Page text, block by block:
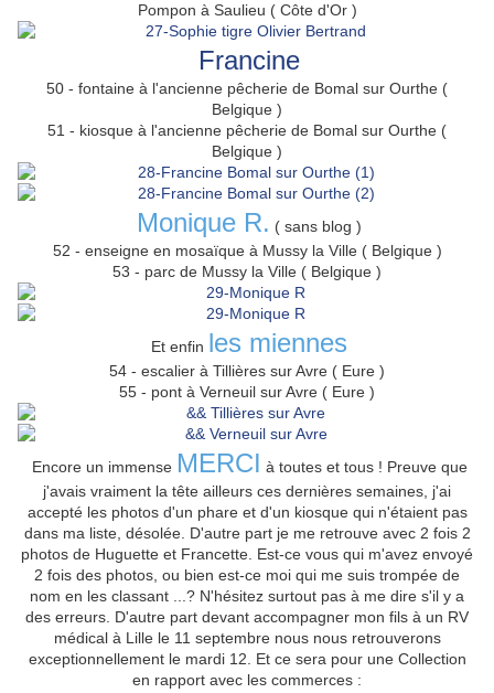
Pompon à Saulieu ( Côte d'Or )
Francine
50 - fontaine à l'ancienne pêcherie de Bomal sur Ourthe (
Belgique )
51 - kiosque à l'ancienne pêcherie de Bomal sur Ourthe (
Belgique )
Monique R. ( sans blog )
52 - enseigne en mosaïque à Mussy la Ville ( Belgique )
53 - parc de Mussy la Ville ( Belgique )
Et enfin les miennes
54 - escalier à Tillières sur Avre ( Eure )
55 - pont à Verneuil sur Avre ( Eure )
Encore un immense MERCI à toutes et tous ! Preuve que
j'avais vraiment la tête ailleurs ces dernières semaines, j'ai
accepté les photos d'un phare et d'un kiosque qui n'étaient pas
dans ma liste, désolée. D'autre part je me retrouve avec 2 fois 2
photos de Huguette et Francette. Est-ce vous qui m'avez envoyé
2 fois des photos, ou bien est-ce moi qui me suis trompée de
nom en les classant ...? N'hésitez surtout pas à me dire s'il y a
des erreurs. D'autre part devant accompagner mon fils à un RV
médical à Lille le 11 septembre nous nous retrouverons
exceptionnellement le mardi 12. Et ce sera pour une Collection
en rapport avec les commerces :